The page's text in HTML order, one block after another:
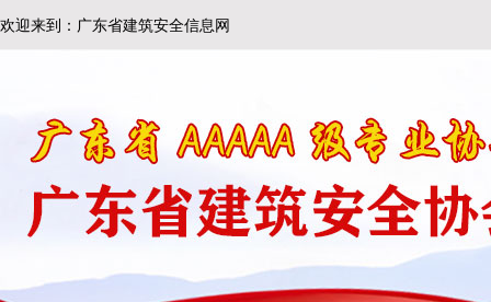
欢迎来到：广东省建筑安全信息网